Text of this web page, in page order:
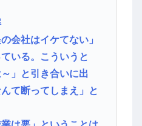
会社はイケてない」
いる。こういうと
」と引き合いに出
て断ってしまえ」と